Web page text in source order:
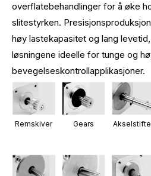
overflatebehandlinger for å øke
slitestyrken.
høy lastekapasitet og lang
løsningene ideelle for tunge og
bevegelseskontrollapplikasjoner.
Remskiver Gears